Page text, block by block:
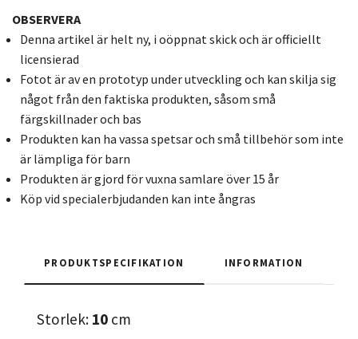
OBSERVERA
Denna artikel är helt ny, i oöppnat skick och är officiellt
licensierad
Fotot är av en prototyp under utveckling och kan skilja sig
något från den faktiska produkten, såsom små
färgskillnader och bas
Produkten kan ha vassa spetsar och små tillbehör som inte
är lämpliga för barn
Produkten är gjord för vuxna samlare över 15 år
Köp vid specialerbjudanden kan inte ångras
PRODUKTSPECIFIKATION INFORMATION
Storlek: 10 cm